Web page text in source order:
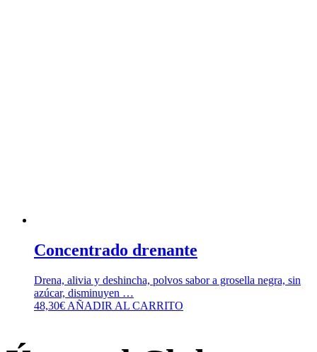
Concentrado drenante
Drena, alivia y deshincha, polvos sabor a grosella negra, sin
azúcar, disminuyen …
48,30€ AÑADIR AL CARRITO